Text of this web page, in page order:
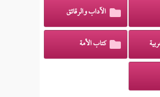
الآداب والرقائق
كتاب الأمة